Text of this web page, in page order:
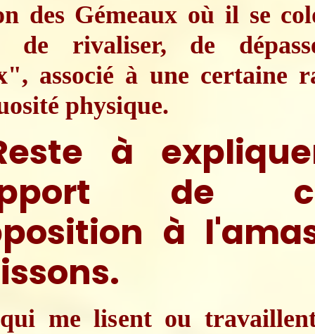
des Gémeaux où il se
de rivaliser, de
associé à une certaine
physique.
à
de
à
me lisent ou